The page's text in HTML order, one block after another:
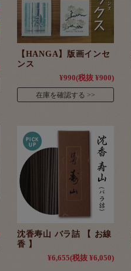
【HANGA】版画インセ
ンス
¥990(税抜 ¥900)
在庫を確認する
沈香寿山 バラ詰 【 お線
香 】
¥6,655(税抜 ¥6,050)